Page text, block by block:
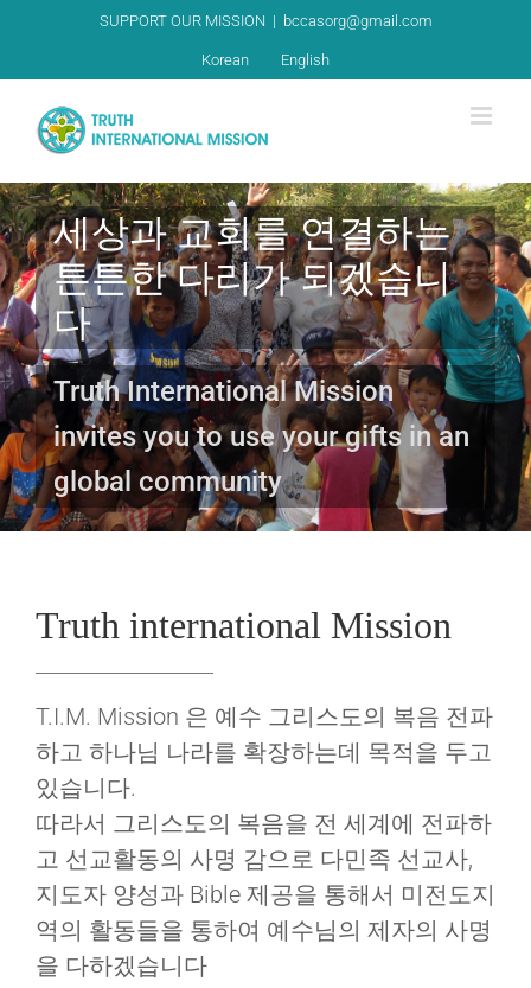
content
SUPPORT OUR MISSION | bccasorg@gmail.com
Korean English
세상과 교회를 연결하는
튼튼한 다리가 되겠습니
다
Truth International Mission
invites you to use your gifts in an
global community
Truth international Mission
T.I.M. Mission 은 예수 그리스도의 복음 전파
하고 하나님 나라를 확장하는데 목적을 두고
있습니다.
따라서 그리스도의 복음을 전 세계에 전파하
고 선교활동의 사명 감으로 다민족 선교사,
지도자 양성과 Bible 제공을 통해서 미전도지
역의 활동들을 통하여 예수님의 제자의 사명
을 다하겠습니다